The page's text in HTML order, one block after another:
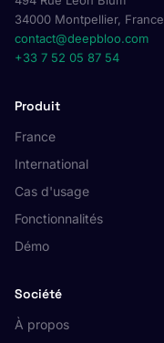
34000 Montpellier, France
contact@deepbloo.com
+33 7 52 05 87 54
Produit
France
International
Cas d'usage
Fonctionnalités
Démo
Société
À propos